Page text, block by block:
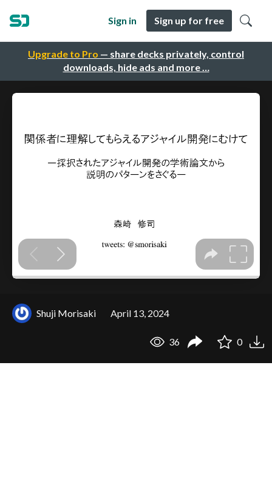
Upgrade to Pro — share decks privately, control
downloads, hide ads and more …
Sign in Sign up for free
Shuji Morisaki April 13, 2024
36 0